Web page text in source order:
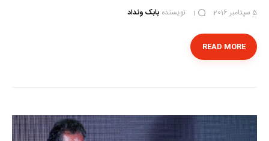
5 سپتامبر 2016 1 نویسنده بابک ونداد
READ MORE